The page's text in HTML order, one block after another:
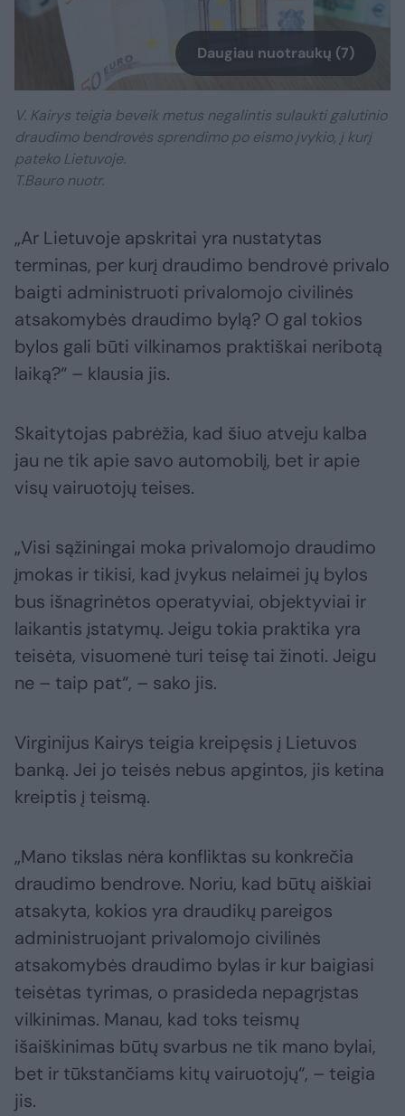
Daugiau nuotraukų (7)
V. Kairys teigia beveik metus negalintis sulaukti galutinio
draudimo bendrovės sprendimo po eismo įvykio, į kurį
pateko Lietuvoje.
T.Bauro nuotr.
„Ar Lietuvoje apskritai yra nustatytas
terminas, per kurį draudimo bendrovė privalo
baigti administruoti privalomojo civilinės
atsakomybės draudimo bylą? O gal tokios
bylos gali būti vilkinamos praktiškai neribotą
laiką?“ – klausia jis.
Skaitytojas pabrėžia, kad šiuo atveju kalba
jau ne tik apie savo automobilį, bet ir apie
visų vairuotojų teises.
„Visi sąžiningai moka privalomojo draudimo
įmokas ir tikisi, kad įvykus nelaimei jų bylos
bus išnagrinėtos operatyviai, objektyviai ir
laikantis įstatymų. Jeigu tokia praktika yra
teisėta, visuomenė turi teisę tai žinoti. Jeigu
ne – taip pat“, – sako jis.
Virginijus Kairys teigia kreipęsis į Lietuvos
banką. Jei jo teisės nebus apgintos, jis ketina
kreiptis į teismą.
„Mano tikslas nėra konfliktas su konkrečia
draudimo bendrove. Noriu, kad būtų aiškiai
atsakyta, kokios yra draudikų pareigos
administruojant privalomojo civilinės
atsakomybės draudimo bylas ir kur baigiasi
teisėtas tyrimas, o prasideda nepagrįstas
vilkinimas. Manau, kad toks teismų
išaiškinimas būtų svarbus ne tik mano bylai,
bet ir tūkstančiams kitų vairuotojų“, – teigia
jis.